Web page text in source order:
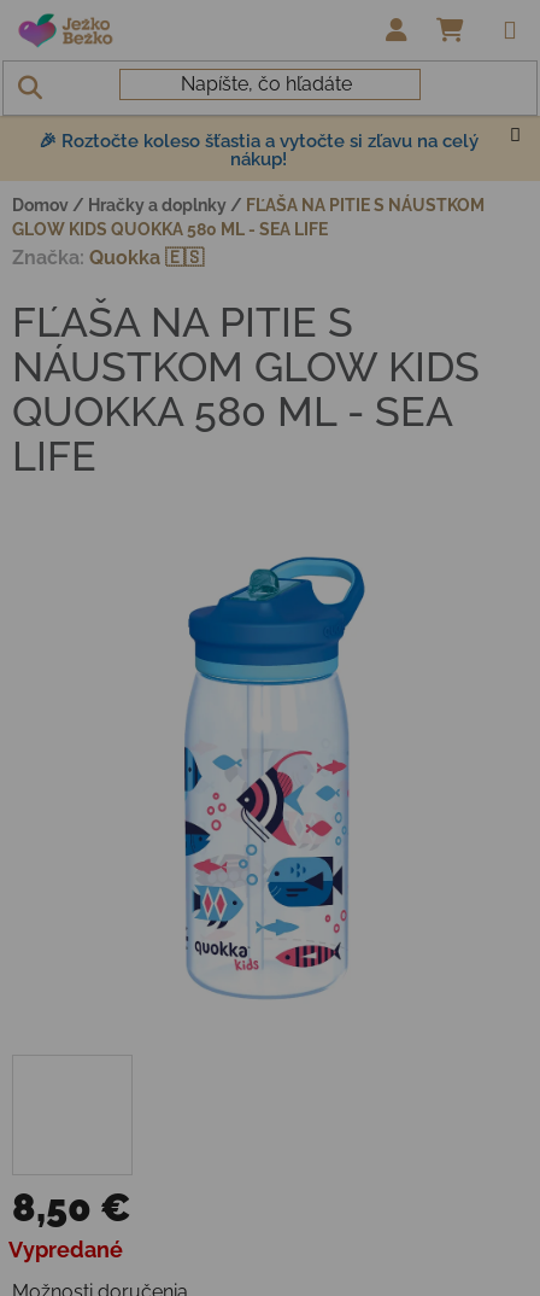
Prejsť na obsah
🎉 Roztočte koleso šťastia a vytočte si zľavu na celý
nákup!
Domov / Hračky a doplnky / FĽAŠA NA PITIE S NÁUSTKOM
GLOW KIDS QUOKKA 580 ML - SEA LIFE
8,50 €
Jednotková cena:
Vypredané
FĽAŠA NA PITIE S
NÁUSTKOM GLOW KIDS
QUOKKA 580 ML - SEA
LIFE
Značka: Quokka 🇪🇸